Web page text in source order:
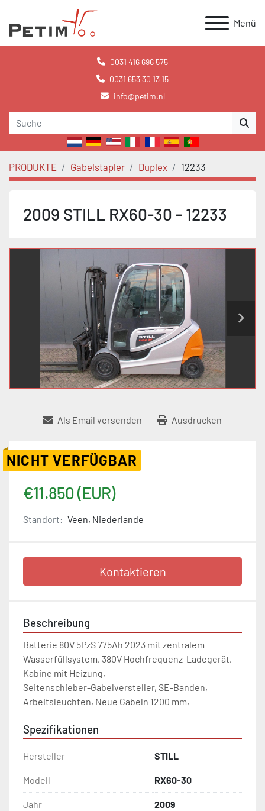
Menü
0031 416 696 575
0031 653 30 13 15
info@petim.nl
PRODUKTE Gabelstapler Duplex 12233
2009 STILL RX60-30 - 12233
Als Email versenden Ausdrucken
NICHT VERFÜGBAR
€11.850 (EUR)
Standort: Veen, Niederlande
Kontaktieren
Beschreibung
Batterie 80V 5PzS 775Ah 2023 mit zentralem
Wasserfüllsystem, 380V Hochfrequenz-Ladegerät,
Kabine mit Heizung,
Seitenschieber-Gabelversteller, SE-Banden,
Arbeitsleuchten, Neue Gabeln 1200 mm,
Spezifikationen
Hersteller STILL
Modell RX60-30
Jahr 2009